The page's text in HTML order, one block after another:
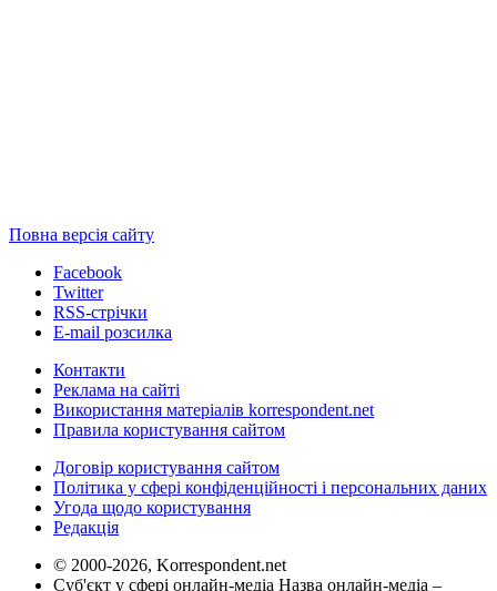
Повна версія сайту
Facebook
Twitter
RSS-стрічки
E-mail розсилка
Контакти
Реклама на сайті
Використання матеріалів korrespondent.net
Правила користування сайтом
Договір користування сайтом
Політика у сфері конфіденційності і персональних даних
Угода щодо користування
Редакція
© 2000-2026, Korrespondent.net
Суб'єкт у сфері онлайн-медіа Назва онлайн-медіа –